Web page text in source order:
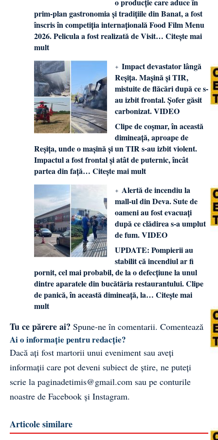
o producție care aduce în
prim-plan gastronomia și tradițiile din Banat, a fost
înscris în competiția internațională Food Film Menu
2026. Pelicula a fost realizată de Visit… Citește mai
mult
Impact devastator lângă
Reșița. Mașină și TIR,
mistuite de flăcări după ce s-
au izbit frontal. Șofer găsit
carbonizat. VIDEO
Clipe de coșmar, în această
dimineață, aproape de
Reșița, unde o mașină și un TIR s-au izbit violent.
Impactul a fost frontal și atât de puternic, încât
partea din față… Citește mai mult
Alertă de incendiu la
mall-ul din Deva. Sute de
oameni au fost evacuați
după ce clădirea s-a umplut
de fum. VIDEO
UPDATE: Pompierii au
stabilit că incendiul ar fi
pornit, cel mai probabil, de la o defecțiune la unul
dintre aparatele din bucătăria restaurantului. Clipe
de panică, în această dimineață, la… Citește mai
mult
Tu ce părere ai? Spune-ne în comentarii. Comentează
Ai o informație pentru redacție?
Dacă ați fost martorii unui eveniment sau aveți
informații care pot deveni subiect de știre, ne puteți
scrie la paginadetimis@gmail.com sau pe conturile
noastre de Facebook și Instagram.
Articole similare